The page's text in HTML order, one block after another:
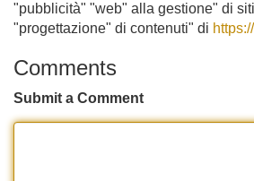
"pubblicità" "web" alla gestione" di
"progettazione" di contenuti" di
Comments
Submit a Comment